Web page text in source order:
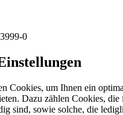
0
Cookies, um Ihnen ein
Dazu zählen Cookies,
sind, sowie solche, die